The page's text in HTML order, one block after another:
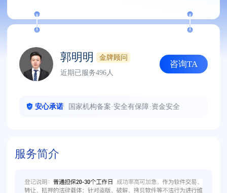
郭明明
金牌顾问
近期已服务496人
咨询TA
安心承诺 国家机构备案·安全有保障·资金安全
服务简介